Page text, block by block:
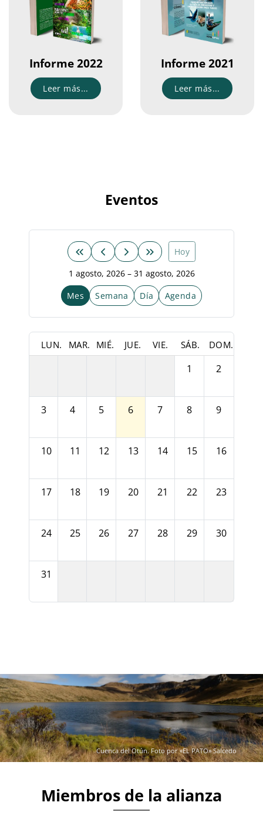
Informe 2022
Leer más...
Informe 2021
Leer más...
Eventos
Hoy
1 agosto, 2026 – 31 agosto, 2026
Mes
Semana Día Agenda
LUN. MAR. MIÉ. JUE. VIE. SÁB. DOM.
1 2
3 4 5 6 7 8 9
10 11 12 13 14 15 16
17 18 19 20 21 22 23
24 25 26 27 28 29 30
31
Cuenca del Otún. Foto por «EL PATO» Salcedo
Miembros de la alianza